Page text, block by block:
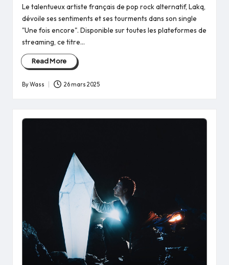
Le talentueux artiste français de pop rock alternatif, Lakq,
dévoile ses sentiments et ses tourments dans son single
"Une fois encore". Disponible sur toutes les plateformes de
streaming, ce titre…
Read More
Posted
ByWass 26 mars 2025